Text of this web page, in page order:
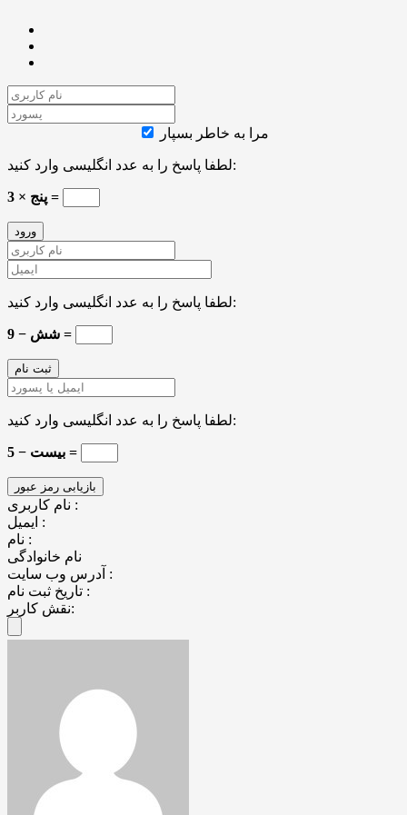
مرا به خاطر بسپار
لطفا پاسخ را به عدد انگلیسی وارد کنید:
3 × پنج =
لطفا پاسخ را به عدد انگلیسی وارد کنید:
9 − شش =
لطفا پاسخ را به عدد انگلیسی وارد کنید:
بیست − 5 =
نام کاربری :
ایمیل :
نام :
نام خانوادگی
آدرس وب سایت :
تاریخ ثبت نام :
نقش کاربر: